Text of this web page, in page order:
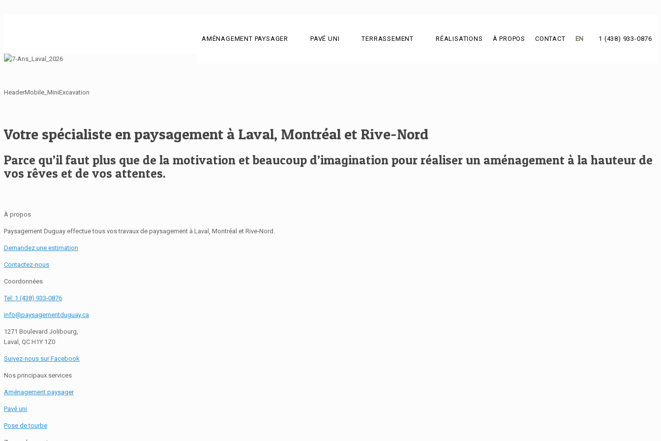
AMÉNAGEMENT PAYSAGER PAVÉ UNI TERRASSEMENT RÉALISATIONS À PROPOS CONTACT 1 (438) 933-0876
EN
HeaderMobile_MiniExcavation
Votre spécialiste en paysagement à Laval, Montréal et Rive-Nord
Parce qu’il faut plus que de la motivation et beaucoup d’imagination pour réaliser un aménagement à la hauteur de
vos rêves et de vos attentes.
À propos
Paysagement Duguay effectue tous vos travaux de paysagement à Laval, Montréal et Rive-Nord.
Demandez une estimation
Contactez-nous
Coordonnées
Tel: 1 (438) 933-0876
info@paysagementduguay.ca
1271 Boulevard Jolibourg,
Laval, QC H1Y 1Z0
Suivez-nous sur Facebook
Nos principaux services
Aménagement paysager
Pavé uni
Pose de tourbe